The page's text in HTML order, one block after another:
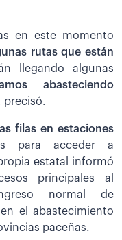
en este momento
rutas que están
llegando algunas
abasteciendo
precisó.
filas en estaciones
para acceder a
estatal informó
principales al
normal de
el abastecimiento
paceñas.